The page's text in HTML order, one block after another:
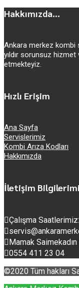
Hakkımızda...
Ankara merkez kombi
yıldır sorunsuz
etmekteyiz.
Hızlı Erişim
Ana Sayfa
Servislerimiz
Kombi Arıza Kodları
Hakkımızda
İletişim
Çalışma
Mamak
0554 411 23 04
©2020 Tüm hakları